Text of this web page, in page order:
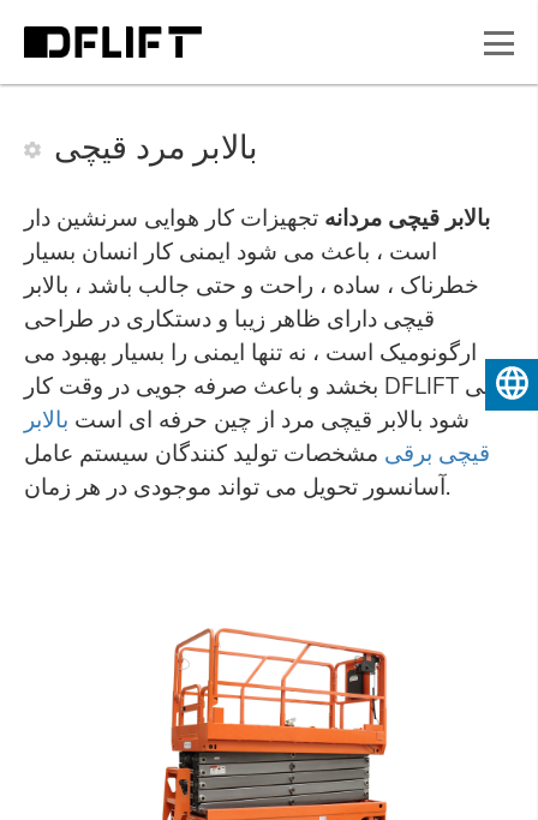
بالابر مرد قیچی
بالابر قیچی مردانه تجهیزات کار هوایی سرنشین دار
است ، باعث می شود ایمنی کار انسان بسیار
خطرناک ، ساده ، راحت و حتی جالب باشد ، بالابر
قیچی دارای ظاهر زیبا و دستکاری در طراحی
ارگونومیک است ، نه تنها ایمنی را بسیار بهبود می
بخشد و باعث صرفه جویی در وقت کار DFLIFT می
شود بالابر قیچی مرد از چین حرفه ای است بالابر
قیچی برقی مشخصات تولید کنندگان سیستم عامل
آسانسور تحویل می تواند موجودی در هر زمان.
فارسی